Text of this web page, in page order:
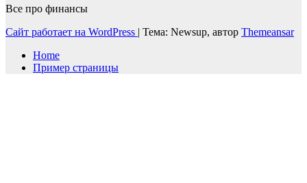
Все про финансы
Сайт работает на WordPress | Тема: Newsup, автор Themeansar
Home
Пример страницы